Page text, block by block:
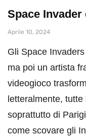
Space
Aprile 10, 2024
Gli Space
ma poi un artista
videogioco
letteralmente,
soprattutto di
come scovare gli